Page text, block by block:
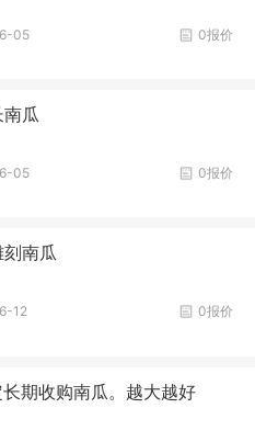
0报价
05
瓜
0报价
05
南瓜
0报价
12
长期收购南瓜。越大越好